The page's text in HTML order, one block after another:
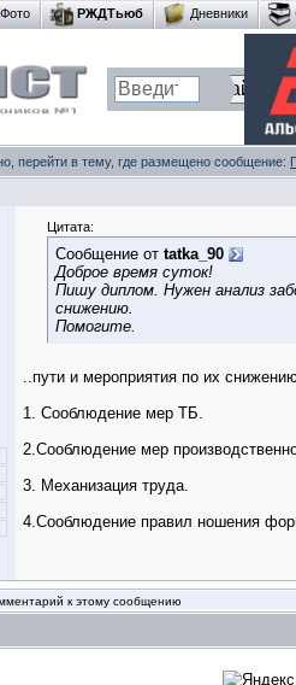
Фото РЖДТьюб Дневники
перейти в тему, где размещено сообщение:
Цитата:
Сообщение от tatka_90
Доброе время суток!
Пишу диплом. Нужен анализ
снижению.
Помогите.
..пути и мероприятия по их
1. Сооблюдение мер ТБ.
2.Сооблюдение мер
3. Механизация труда.
4.Сооблюдение правил ношения
к этому сообщению